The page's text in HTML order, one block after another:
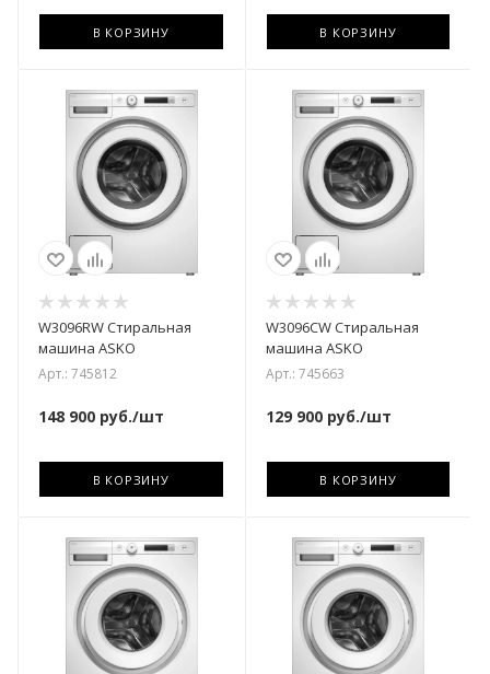
В КОРЗИНУ В КОРЗИНУ
W3096RW Стиральная
машина ASKO
Арт.: 745812
148 900 руб./шт
В КОРЗИНУ
W3096CW Стиральная
машина ASKO
Арт.: 745663
129 900руб./шт
В КОРЗИНУ